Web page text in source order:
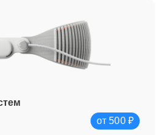
от 500 ₽